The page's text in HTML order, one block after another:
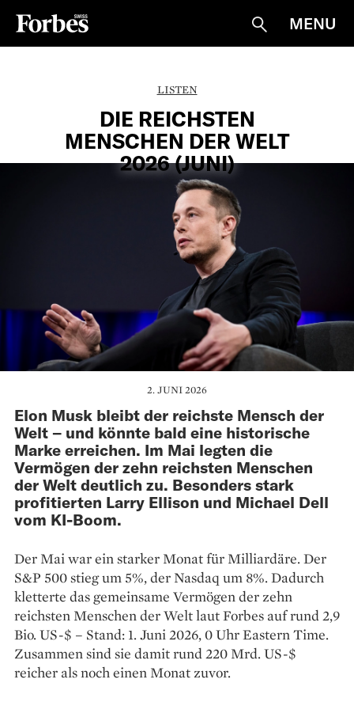
Suche
MENU
LISTEN
DIE REICHSTEN
MENSCHEN DER WELT
2026 (JUNI)
2. JUNI 2026
Elon Musk bleibt der reichste Mensch der
Welt – und könnte bald eine historische
Marke erreichen. Im Mai legten die
Vermögen der zehn reichsten Menschen
der Welt deutlich zu. Besonders stark
profitierten Larry Ellison und Michael Dell
vom KI-Boom.
Der Mai war ein starker Monat für Milliardäre. Der
S&P 500 stieg um 5%, der Nasdaq um 8%. Dadurch
kletterte das gemeinsame Vermögen der zehn
reichsten Menschen der Welt laut Forbes auf rund 2,9
Bio. US-$ – Stand: 1. Juni 2026, 0 Uhr Eastern Time.
Zusammen sind sie damit rund 220 Mrd. US-$
reicher als noch einen Monat zuvor.